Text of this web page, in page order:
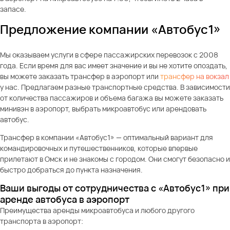
запасе.
Предложение компании «Автобус1»
Мы оказываем услуги в сфере пассажирских перевозок с 2008
года. Если время для вас имеет значение и вы не хотите опоздать,
вы можете заказать трансфер в аэропорт или трансфер на вокзал
у нас. Предлагаем разные транспортные средства. В зависимости
от количества пассажиров и объема багажа вы можете заказать
минивэн в аэропорт, выбрать микроавтобус или арендовать
автобус.
Трансфер в компании «Автобус1» — оптимальный вариант для
командировочных и путешественников, которые впервые
прилетают в Омск и не знакомы с городом. Они смогут безопасно и
быстро добраться до пункта назначения.
Ваши выгоды от сотрудничества с «Автобус1» при
аренде автобуса в аэропорт
Преимущества аренды микроавтобуса и любого другого
транспорта в аэропорт: